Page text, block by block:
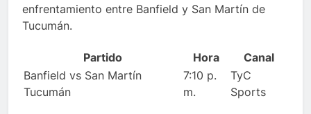
enfrentamiento entre Banfield y San Martín de
Tucumán.
Partido Hora
Canal
Banfield vs San Martín
Tucumán
7:10 p.
m.
TyC
Sports